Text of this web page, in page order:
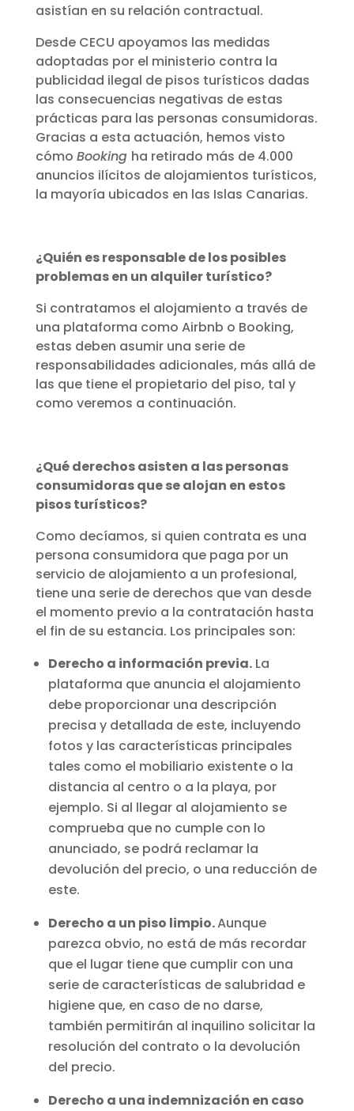
asistían en su relación contractual.
Desde CECU apoyamos las medidas
adoptadas por el ministerio contra la
publicidad ilegal de pisos turísticos dadas
las consecuencias negativas de estas
prácticas para las personas consumidoras.
Gracias a esta actuación, hemos visto
cómo Booking ha retirado más de 4.000
anuncios ilícitos de alojamientos turísticos,
la mayoría ubicados en las Islas Canarias.
¿Quién es responsable de los posibles
problemas en un alquiler turístico?
Si contratamos el alojamiento a través de
una plataforma como Airbnb o Booking,
estas deben asumir una serie de
responsabilidades adicionales, más allá de
las que tiene el propietario del piso, tal y
como veremos a continuación.
¿Qué derechos asisten a las personas
consumidoras que se alojan en estos
pisos turísticos?
Como decíamos, si quien contrata es una
persona consumidora que paga por un
servicio de alojamiento a un profesional,
tiene una serie de derechos que van desde
el momento previo a la contratación hasta
el fin de su estancia. Los principales son:
Derecho a información previa.La
plataforma que anuncia el alojamiento
debe proporcionar una descripción
precisa y detallada de este, incluyendo
fotos y las características principales
tales como el mobiliario existente o la
distancia al centro o a la playa, por
ejemplo. Si al llegar al alojamiento se
comprueba que no cumple con lo
anunciado, se podrá reclamar la
devolución del precio, o una reducción de
este.
Derecho a un piso limpio.Aunque
parezca obvio, no está de más recordar
que el lugar tiene que cumplir con una
serie de características de salubridad e
higiene que, en caso de no darse,
también permitirán al inquilino solicitar la
resolución del contrato o la devolución
del precio.
Derecho a una indemnización en caso